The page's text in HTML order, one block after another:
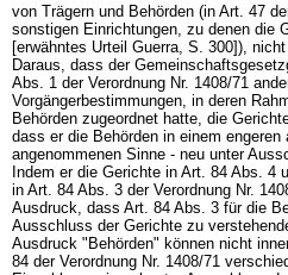
von Trägern und Behörden (in Art. 47
sonstigen Einrichtungen, zu denen die
[erwähntes Urteil Guerra, S. 300]),
Daraus, dass der
Abs. 1 der Verordnung Nr. 1408/71
Vorgängerbestimmungen, in deren
Behörden zugeordnet hatte, die
dass er die Behörden in einem
angenommenen Sinne - neu unter
Indem er die Gerichte in Art. 84 Abs. 4
in Art. 84 Abs. 3 der Verordnung Nr.
Ausdruck, dass Art. 84 Abs. 3 für die
Ausschluss der Gerichte zu
Ausdruck "Behörden" können nicht
84 der Verordnung Nr. 1408/71